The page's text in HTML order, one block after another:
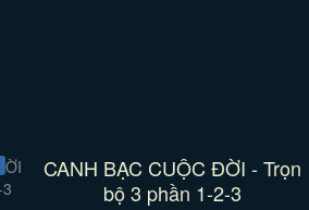
CANH BẠC CUỘC ĐỜI - Trọn
bộ 3 phần 1-2-3